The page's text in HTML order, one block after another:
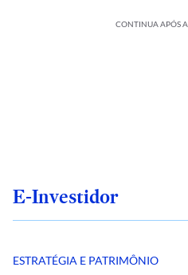
CONTINUA APÓS
E-Investidor
ESTRATÉGIA E PATRIMÔNIO